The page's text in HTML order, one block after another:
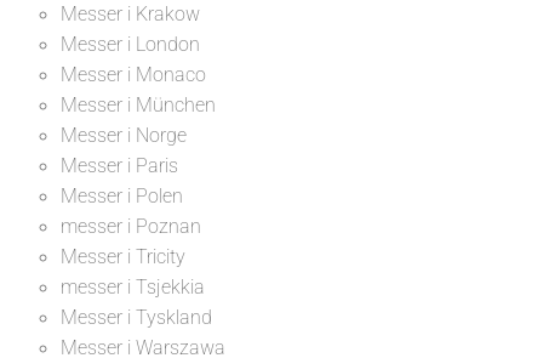
Messer i Krakow
Messer i London
Messer i Monaco
Messer i München
Messer i Norge
Messer i Paris
Messer i Polen
messer i Poznan
Messer i Tricity
messer i Tsjekkia
Messer i Tyskland
Messer i Warszawa